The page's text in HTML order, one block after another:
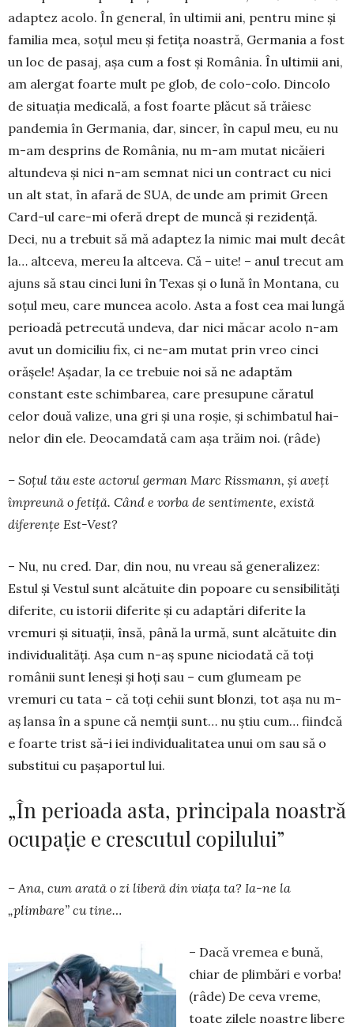
adaptez acolo. În general, în ultimii ani, pentru mine şi
familia mea, soţul meu şi fetiţa noastră, Germania a fost
un loc de pasaj, aşa cum a fost şi România. În ultimii ani,
am alergat foarte mult pe glob, de colo-colo. Dincolo
de situaţia medicală, a fost foarte plăcut să trăiesc
pandemia în Germania, dar, sincer, în capul meu, eu nu
m-am desprins de Ro­mânia, nu m-am mutat nicăieri
altun­deva şi nici n-am semnat nici un con­tract cu nici
un alt stat, în afară de SUA, de unde am primit Green
Card-ul care-mi oferă drept de muncă şi rezi­denţă.
Deci, nu a trebuit să mă adaptez la ni­mic mai mult decât
la… altceva, mereu la altceva. Că – uite! – anul tre­cut am
ajuns să stau cinci luni în Texas şi o lună în Montana, cu
soţul meu, care muncea acolo. Asta a fost cea mai lun­gă
perioadă petrecută undeva, dar nici măcar acolo n-am
avut un domiciliu fix, ci ne-am mutat prin vreo cinci
oră­şele! Aşadar, la ce trebuie noi să ne adaptăm
constant este schim­ba­rea, care presupune căratul
celor do­uă valize, una gri şi una roşie, şi schim­batul hai­
nelor din ele. Deocamdată cam aşa tră­im noi. (râde)
– Soțul tău este actorul german Marc Rissmann, și aveţi
împreună o fetiţă. Când e vorba de sen­timente, exis­tă
diferenţe Est-Vest?
– Nu, nu cred. Dar, din nou, nu vreau să gene­ralizez:
Estul şi Vestul sunt alcătuite din popoare cu sensibilităţi
diferite, cu istorii diferite şi cu adaptări diferite la
vremuri şi situaţii, însă, până la urmă, sunt alcătuite din
individualităţi. Aşa cum n-aş spune niciodată că toţi
românii sunt leneşi şi hoţi sau – cum glumeam pe
vremuri cu tata – că toţi cehii sunt blonzi, tot aşa nu m-
aş lansa în a spune că nemţii sunt… nu ştiu cum… fiindcă
e foarte trist să-i iei in­divi­dualitatea unui om sau să o
substitui cu paşa­portul lui.
„În perioada asta, principala noastră
ocupaţie e crescutul copilului”
– Ana, cum arată o zi liberă din viaţa ta? Ia-ne la
„plimbare” cu tine…
– Dacă vremea e bună,
chiar de plimbări e vorba!
(râde) De ceva vreme,
toate zilele noastre libere